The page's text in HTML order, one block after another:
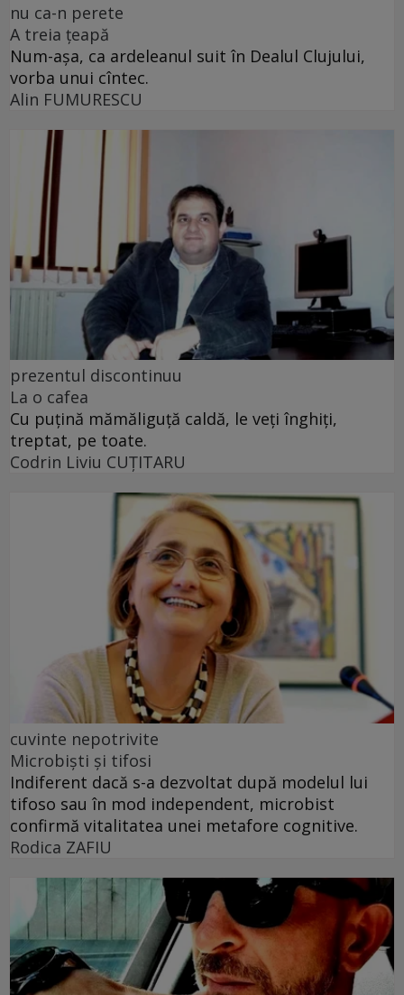
nu ca-n perete
A treia țeapă
Num-așa, ca ardeleanul suit în Dealul Clujului,
vorba unui cîntec.
Alin FUMURESCU
prezentul discontinuu
La o cafea
Cu puţină mămăliguţă caldă, le veţi înghiţi,
treptat, pe toate.
Codrin Liviu CUŢITARU
cuvinte nepotrivite
Microbiști și tifosi
Indiferent dacă s-a dezvoltat după modelul lui
tifoso sau în mod independent, microbist
confirmă vitalitatea unei metafore cognitive.
Rodica ZAFIU